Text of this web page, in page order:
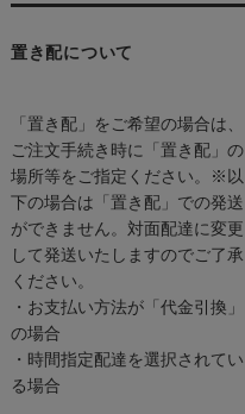
置き配について
「置き配」をご希望の場合は、
ご注文手続き時に「置き配」の
場所等をご指定ください。※以
下の場合は「置き配」での発送
ができません。対面配達に変更
して発送いたしますのでご了承
ください。
・お支払い方法が「代金引換」
の場合
・時間指定配達を選択されてい
る場合